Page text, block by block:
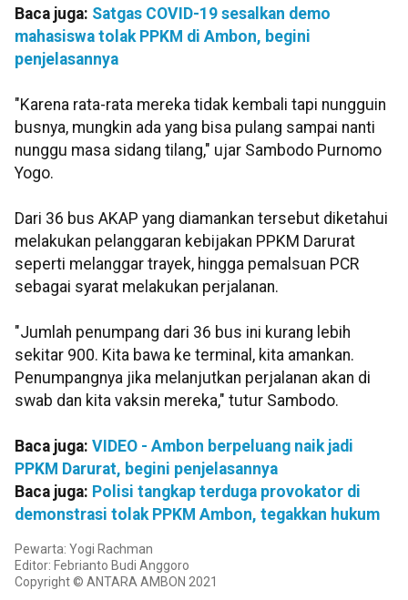
Baca juga: Satgas COVID-19 sesalkan demo
mahasiswa tolak PPKM di Ambon, begini
penjelasannya
"Karena rata-rata mereka tidak kembali tapi nungguin
busnya, mungkin ada yang bisa pulang sampai nanti
nunggu masa sidang tilang," ujar Sambodo Purnomo
Yogo.
Dari 36 bus AKAP yang diamankan tersebut diketahui
melakukan pelanggaran kebijakan PPKM Darurat
seperti melanggar trayek, hingga pemalsuan PCR
sebagai syarat melakukan perjalanan.
"Jumlah penumpang dari 36 bus ini kurang lebih
sekitar 900. Kita bawa ke terminal, kita amankan.
Penumpangnya jika melanjutkan perjalanan akan di
swab dan kita vaksin mereka," tutur Sambodo.
Baca juga: VIDEO - Ambon berpeluang naik jadi
PPKM Darurat, begini penjelasannya
Baca juga: Polisi tangkap terduga provokator di
demonstrasi tolak PPKM Ambon, tegakkan hukum
Pewarta: Yogi Rachman
Editor: Febrianto Budi Anggoro
Copyright © ANTARA AMBON 2021